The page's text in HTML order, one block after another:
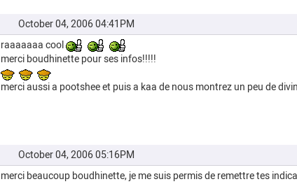
October 04, 2006 04:41PM
raaaaaaa cool
merci boudhinette pour ses infos!!!!!
merci aussi a pootshee et puis a kaa de nous montrez un peu de
October 04, 2006 05:16PM
merci beaucoup boudhinette, je me suis permis de remettre tes